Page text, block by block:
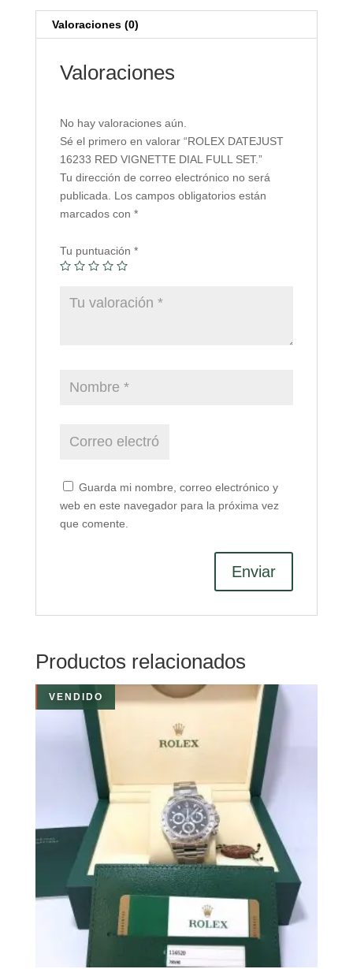
Valoraciones (0)
Valoraciones
No hay valoraciones aún.
Sé el primero en valorar “ROLEX DATEJUST
16233 RED VIGNETTE DIAL FULL SET.”
Tu dirección de correo electrónico no será
publicada. Los campos obligatorios están
marcados con *
Tu puntuación *
Guarda mi nombre, correo electrónico y
web en este navegador para la próxima vez
que comente.
Productos relacionados
VENDIDO